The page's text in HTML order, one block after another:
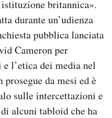
britannica».
durante un’udienza
pubblica lanciata
Cameron per
l’etica dei media nel
prosegue da mesi ed è
sulle intercettazioni e
alcuni tabloid che ha